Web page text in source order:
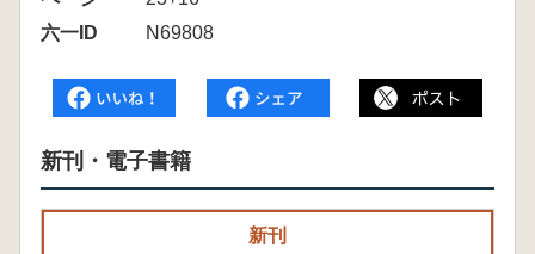
六一ID
N69808
新刊・電子書籍
新刊